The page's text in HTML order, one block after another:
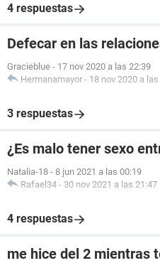
4 respuestas
Defecar en las
Gracieblue - 17 nov 2020 a las 22:39
Hermanamayor - 18 nov 2020 a
3 respuestas
¿Es malo tener sexo
Natalia-18 - 8 jun 2021 a las 00:19
Rafael34 - 30 nov 2021 a las 21:47
4 respuestas
me hice del 2 mientras